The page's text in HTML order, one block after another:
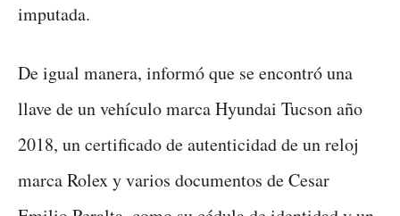
imputada.
De igual manera, informó que se encontró una
llave de un vehículo marca Hyundai Tucson año
2018, un certificado de autenticidad de un reloj
marca Rolex y varios documentos de Cesar